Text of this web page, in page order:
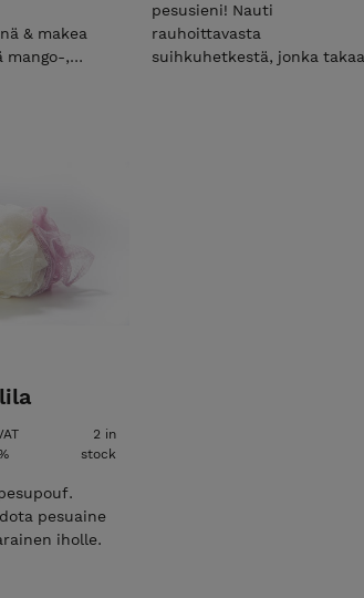
& makea
mango-,
ihoa, käytä
puolta
Huuhtele
pesusieni! Nauti
rauhoittavasta
suihkuhetkestä, jonka takaa
2 in
stock
pesuaine
iholle.